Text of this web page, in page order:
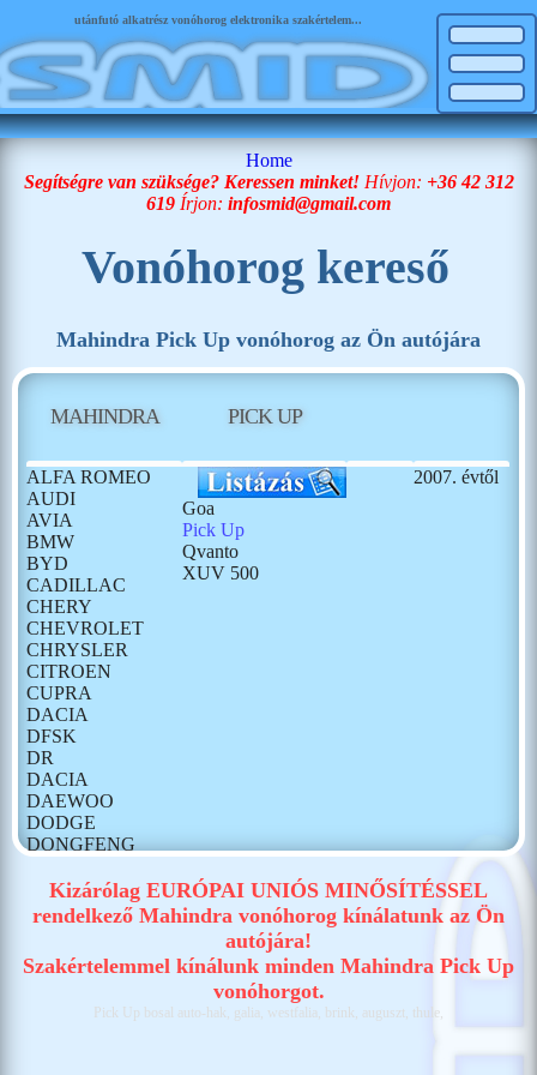
utánfutó alkatrész vonóhorog elektronika szakértelem...
Home
Segítségre van szüksége? Keressen minket! Hívjon: +36 42 312
619 Írjon: infosmid@gmail.com
Vonóhorog kereső
Mahindra Pick Up vonóhorog az Ön autójára
MAHINDRA PICK UP
ALFA ROMEO
AUDI
AVIA
BMW
BYD
CADILLAC
CHERY
CHEVROLET
CHRYSLER
CITROEN
CUPRA
DACIA
DFSK
DR
DACIA
DAEWOO
DODGE
DONGFENG
FORD
GONOW
HUMMER
Goa
Pick Up
Qvanto
XUV 500
2007. évtől
Kizárólag EURÓPAI UNIÓS MINŐSÍTÉSSEL
rendelkező Mahindra vonóhorog kínálatunk az Ön
autójára!
Szakértelemmel kínálunk minden Mahindra Pick Up
vonóhorgot.
Pick Up bosal auto-hak, galia, westfalia, brink, auguszt, thule,